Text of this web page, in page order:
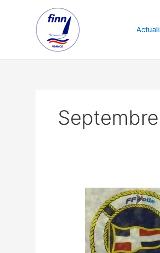
Septembre
La
FINN
COQ
au
CVCENTRE